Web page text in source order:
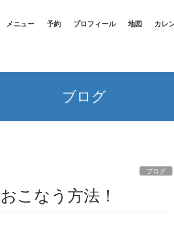
メニュー 予約 プロフィール 地図 カレ
ブログ
ブログ
こなう方法！